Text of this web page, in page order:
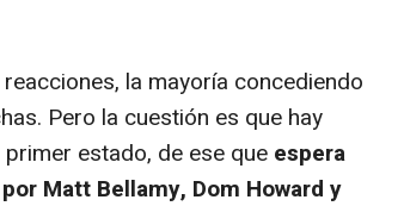
la mayoría concediendo
Pero la cuestión es que hay
estado, de ese que espera
Matt Bellamy, Dom Howard y